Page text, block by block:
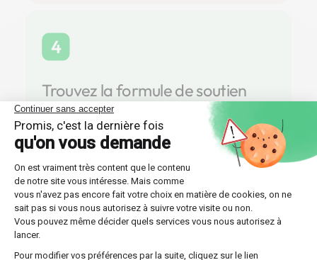
4
Trouvez la formule de soutien
scolaire parfaite
Optez pour l'une des multiples formules offertes
par Les Sherpas, que ce soit un suivi continu sur
toute l'année ou un stage intensif plus court.